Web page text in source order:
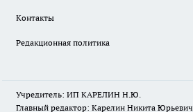
Контакты
Редакционная политика
Учредитель: ИП КАРЕЛИН Н.Ю.
Главный редактор: Карелин Никита Юрьевич